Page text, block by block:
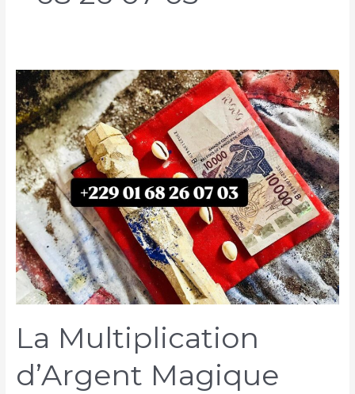
La Multiplication
d’Argent Magique